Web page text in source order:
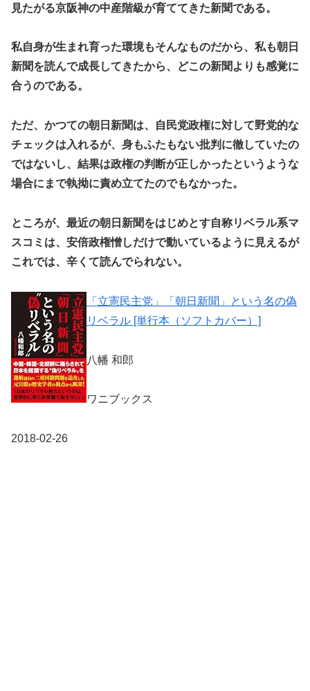
見たがる京阪神の中産階級が育ててきた新聞である。
私自身が生まれ育った環境もそんなものだから、私も朝日
新聞を読んで成長してきたから、どこの新聞よりも感覚に
合うのである。
ただ、かつての朝日新聞は、自民党政権に対して野党的な
チェックは入れるが、身もふたもない批判に徹していたの
ではないし、結果は政権の判断が正しかったというような
場合にまで執拗に責め立てたのでもなかった。
ところが、最近の朝日新聞をはじめとす自称リベラル系マ
スコミは、安倍政権憎しだけで動いているように見えるが
これでは、辛くて読んでられない。
「立憲民主党」「朝日新聞」という名の偽
リベラル [単行本（ソフトカバー）]
八幡 和郎
ワニブックス
2018-02-26